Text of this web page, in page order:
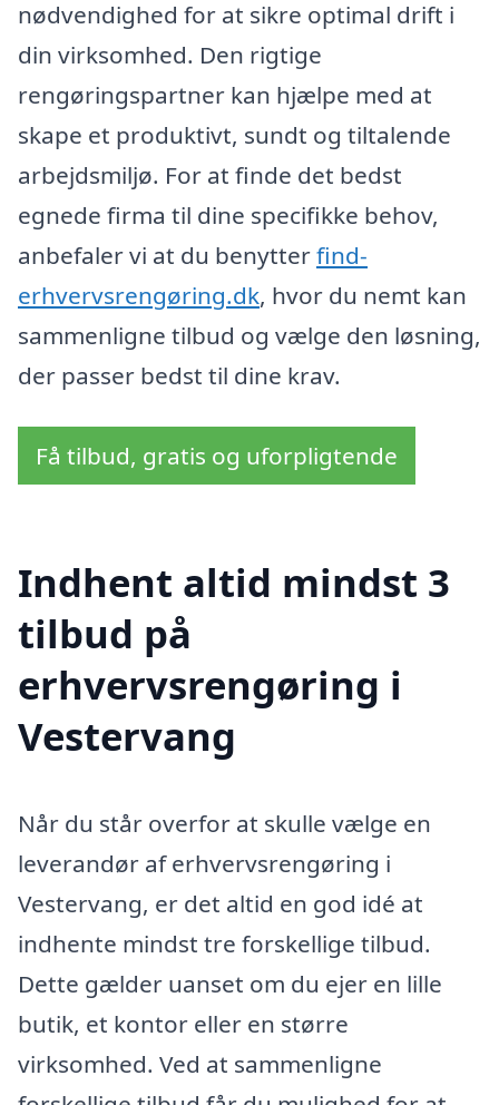
nødvendighed for at sikre optimal drift i
din virksomhed. Den rigtige
rengøringspartner kan hjælpe med at
skape et produktivt, sundt og tiltalende
arbejdsmiljø. For at finde det bedst
egnede firma til dine specifikke behov,
anbefaler vi at du benytterfind-
erhvervsrengøring.dk, hvor du nemt kan
sammenligne tilbud og vælge den løsning,
der passer bedst til dine krav.
Få tilbud, gratis og uforpligtende
Indhent altid mindst 3
tilbud på
erhvervsrengøring i
Vestervang
Når du står overfor at skulle vælge en
leverandør af erhvervsrengøring i
Vestervang, er det altid en god idé at
indhente mindst tre forskellige tilbud.
Dette gælder uanset om du ejer en lille
butik, et kontor eller en større
virksomhed. Ved at sammenligne